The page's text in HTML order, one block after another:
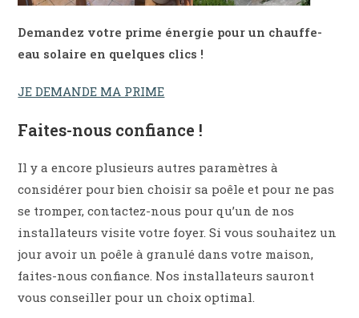
Demandez votre prime énergie pour un chauffe-
eau solaire en quelques clics !
JE DEMANDE MA PRIME
Faites-nous confiance !
Il y a encore plusieurs autres paramètres à
considérer pour bien choisir sa poêle et pour ne pas
se tromper, contactez-nous pour qu’un de nos
installateurs visite votre foyer. Si vous souhaitez un
jour avoir un poêle à granulé dans votre maison,
faites-nous confiance. Nos installateurs sauront
vous conseiller pour un choix optimal.